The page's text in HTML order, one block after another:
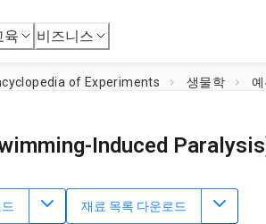
육 비즈니스
of Experiments 생물학
Induced
일 재료 목록 다운로드